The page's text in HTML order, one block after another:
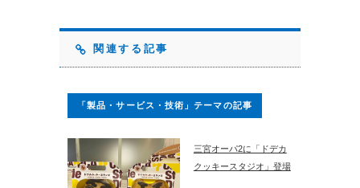
関連する記事
「製品・サービス・技術」テーマの記事
三宮オーパ2に「ドデカ
クッキースタジオ」登場